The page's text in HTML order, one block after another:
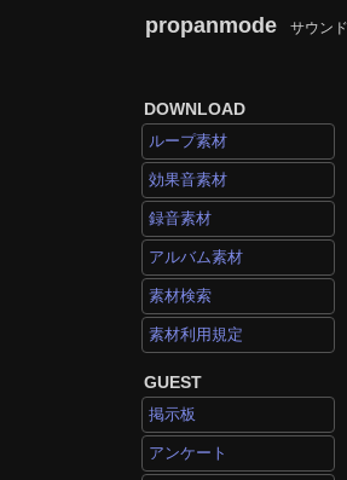
propanmode サウン
DOWNLOAD
ループ素材
効果音素材
録音素材
アルバム素材
素材検索
素材利用規定
GUEST
掲示板
アンケート